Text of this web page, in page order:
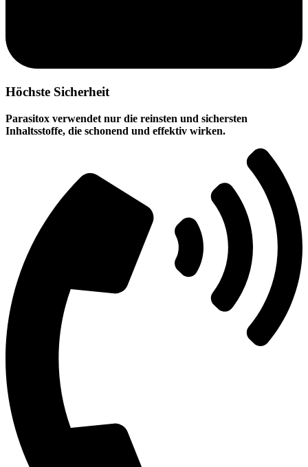
Höchste Sicherheit
Parasitox verwendet nur die reinsten und sichersten
Inhaltsstoffe, die schonend und effektiv wirken.